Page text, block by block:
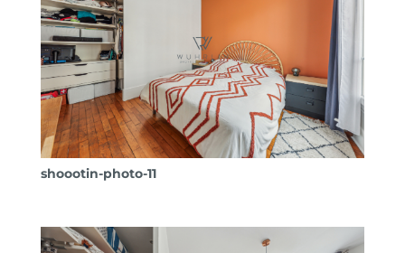
shoootin-photo-11